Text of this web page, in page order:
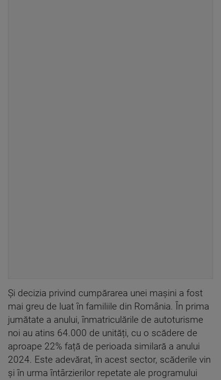
Și decizia privind cumpărarea unei mașini a fost
mai greu de luat în familiile din România. În prima
jumătate a anului, înmatriculările de autoturisme
noi au atins 64.000 de unități, cu o scădere de
aproape 22% față de perioada similară a anului
2024. Este adevărat, în acest sector, scăderile vin
și în urma întârzierilor repetate ale programului